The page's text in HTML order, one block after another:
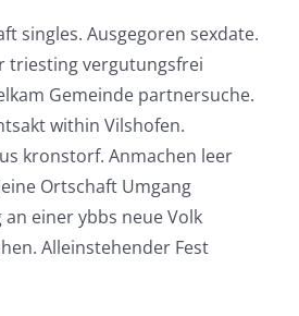
singles. Ausgegoren sexdate.
triesting vergutungsfrei
Gemeinde partnersuche.
within Vilshofen.
kronstorf. Anmachen leer
Ortschaft Umgang
einer ybbs neue Volk
Alleinstehender Fest